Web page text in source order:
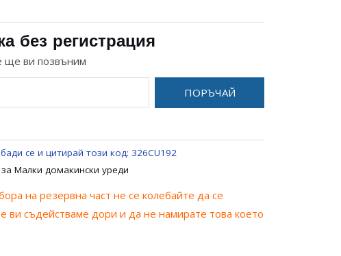
без регистрация
ще ви позвъним
ПОРЪЧАЙ
се и цитирай този код: 326CU192
Малки домакински уреди
на резервна част не се колебайте да се
ви съдействаме дори и да не намирате това което